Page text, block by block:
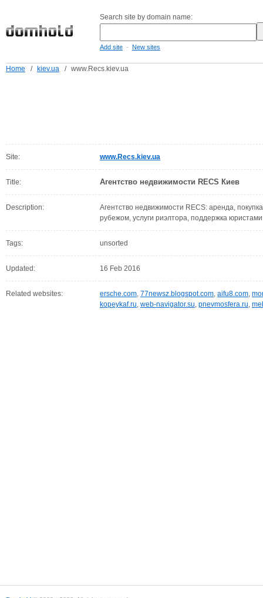
Search site by domain name:
Add site - New sites
Home / kiev.ua / www.Recs.kiev.ua
Site: www.Recs.kiev.ua
Title: Агентство недвижимости RECS Киев
Description:
Агентство недвижимости RECS: аренда,
рубежом, услуги риэлтора, поддержка
Tags: unsorted
Updated: 16 Feb 2016
Related websites: ersche.com, 77newsz.blogspot.com, aifu8.com,
kopeykaf.ru, web-navigator.su, pnevmosfera.ru,